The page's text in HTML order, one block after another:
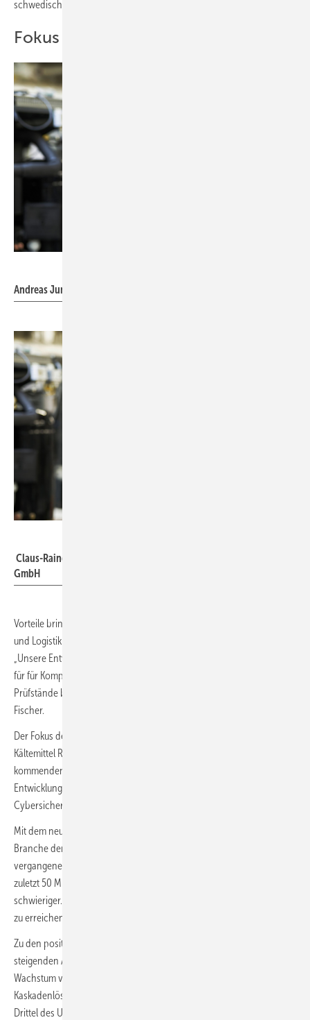
schwedischen Schwesterunternehmen
Fokus Produktentwicklung
Andreas Jung, Geschäftsleiter Technik, Waterkotte GmbH
Claus-Rainer Fischer, Geschäftsleiter Automation, Waterkotte
GmbH
Vorteile bringt der neue Standort nicht nur hinsichtlich Produktion
und Logistik. Auch die Produktentwicklung profitiert vom Umzug.
„Unsere Entwicklungsabteilung hat in Bochum erheblich mehr Platz
für für Komponenten und Prüfeinrichtungen, etwa zusätzliche
Prüfstände bspw. für Maschinen mit 300 kW Leistung“, erläutert
Fischer.
Der Fokus der Produktentwicklung liegt derzeit auf dem
Kältemittel R290, der Hersteller will sein Produktprogramm in den
kommenden Jahren sukzessive auf Propan umstellen. Weitere
Entwicklungsschwerpunkte sieht man bei Automatisierung und
Cybersicherheit.
Mit dem neuen Standort wird auf Wachstum gesetzt, auch wenn die
Branche derzeit einen Rückgang verzeichnet. „Wir sind in den
vergangenen Jahren um rund 25 bis 30 % pro Jahr gewachsen, mit
zuletzt 50 Mio. Euro Umsatz in 2023“, so Jung. „Aktuell ist das erheblich
schwieriger. Unser Ziel ist aber, 2025 wieder ein deutliches Wachstum
zu erreichen.“
Zu den positiven Entwicklungen zählt der Hersteller den erheblich
steigenden Anteil von Wärmepumpen in der Sanierung. Stabiles
Wachstum verzeichnet das Unternehmen vor allem bei
Kaskadenlösungen und Großwärmepumpen, die mittlerweile ein
Drittel des Umsatzes ausmachen.